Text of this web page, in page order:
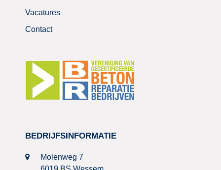
Vacatures
Contact
BEDRIJFSINFORMATIE
Molenweg 7